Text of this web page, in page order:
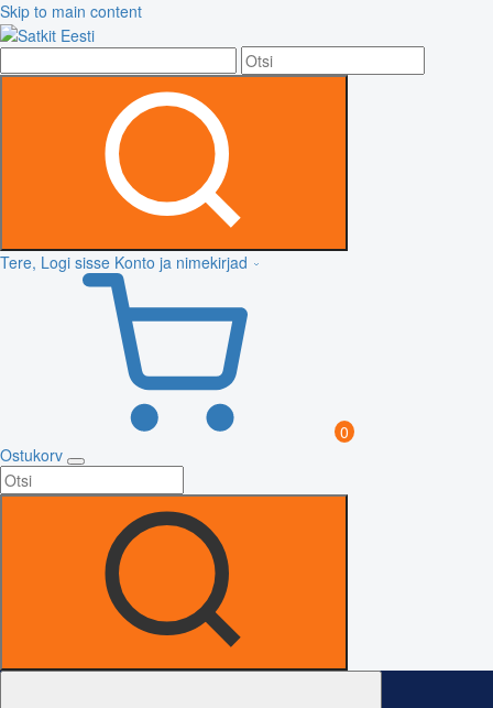
Skip to main content
Tere, Logi sisse Konto ja nimekirjad
0
Ostukorv